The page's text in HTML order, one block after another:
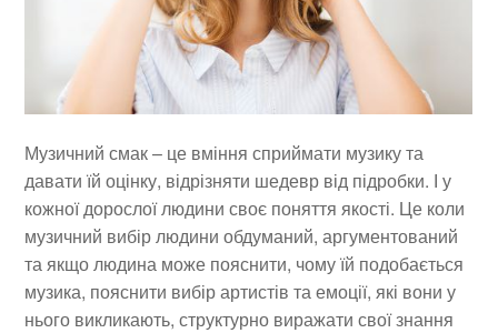
Музичний смак – це вміння сприймати музику та
давати їй оцінку, відрізняти шедевр від підробки. І у
кожної дорослої людини своє поняття якості. Це коли
музичний вибір людини обдуманий, аргументований
та якщо людина може пояснити, чому їй подобається
музика, пояснити вибір артистів та емоції, які вони у
нього викликають, структурно виражати свої знання